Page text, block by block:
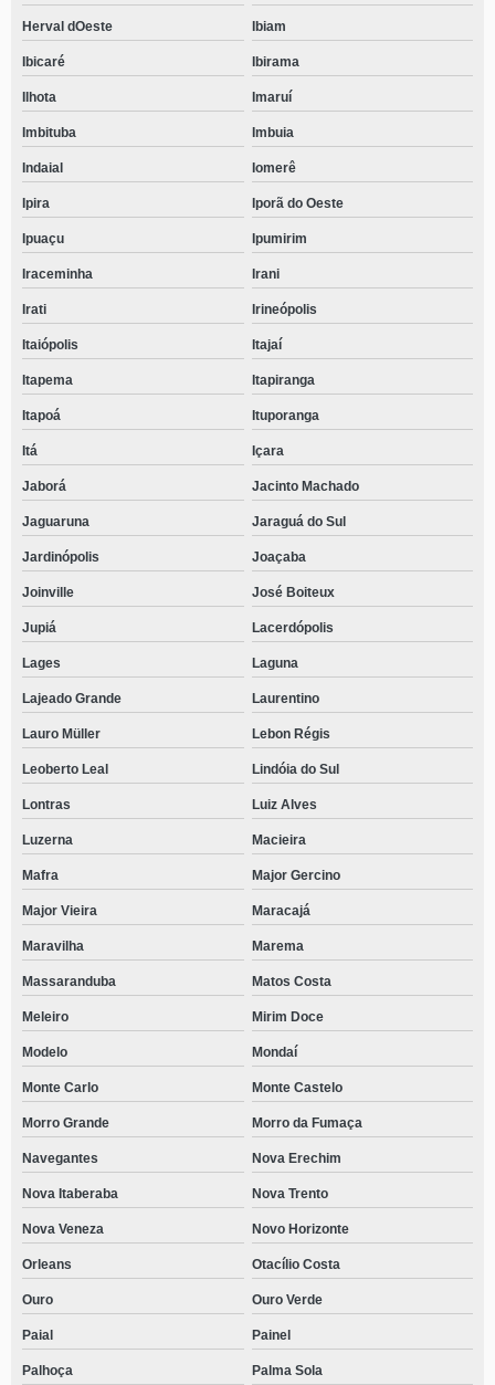
Herval dOeste Ibiam
Ibicaré Ibirama
Ilhota Imaruí
Imbituba Imbuia
Indaial Iomerê
Ipira Iporã do Oeste
Ipuaçu Ipumirim
Iraceminha Irani
Irati Irineópolis
Itaiópolis Itajaí
Itapema Itapiranga
Itapoá Ituporanga
Itá Içara
Jaborá Jacinto Machado
Jaguaruna Jaraguá do Sul
Jardinópolis Joaçaba
Joinville José Boiteux
Jupiá Lacerdópolis
Lages Laguna
Lajeado Grande Laurentino
Lauro Müller Lebon Régis
Leoberto Leal Lindóia do Sul
Lontras Luiz Alves
Luzerna Macieira
Mafra Major Gercino
Major Vieira Maracajá
Maravilha Marema
Massaranduba Matos Costa
Meleiro Mirim Doce
Modelo Mondaí
Monte Carlo Monte Castelo
Morro Grande Morro da Fumaça
Navegantes Nova Erechim
Nova Itaberaba Nova Trento
Nova Veneza Novo Horizonte
Orleans Otacílio Costa
Ouro Ouro Verde
Paial Painel
Palhoça Palma Sola